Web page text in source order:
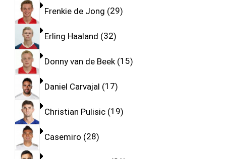
Frenkie de Jong 29
Erling Haaland 32
Donny van de Beek 15
Daniel Carvajal 17
Christian Pulisic 19
Casemiro 28